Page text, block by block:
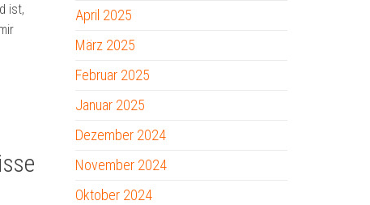
ist,
April 2025
März 2025
Februar 2025
Januar 2025
Dezember 2024
November 2024
Oktober 2024